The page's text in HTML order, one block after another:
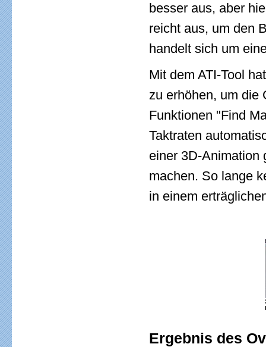
besser aus, aber
reicht aus, um den
handelt sich um
Mit dem ATI-Tool
zu erhöhen, um die
Funktionen "Find
Taktraten
einer 3D-Animation
machen. So lange
in einem
Ergebnis des